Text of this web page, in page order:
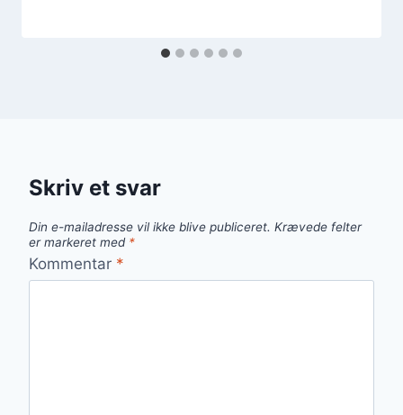
Skriv et svar
Din e-mailadresse vil ikke blive publiceret. Krævede felter
er markeret med *
Kommentar *